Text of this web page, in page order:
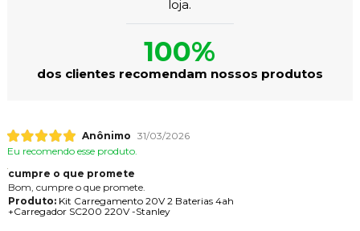
loja.
100%
dos clientes recomendam nossos produtos
Anônimo 31/03/2026
Eu recomendo esse produto.
cumpre o que promete
Bom, cumpre o que promete.
Produto:Kit Carregamento 20V 2 Baterias 4ah
+Carregador SC200 220V -Stanley